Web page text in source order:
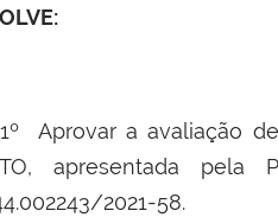
Aprovar a avaliação
apresentada pela
2021-58.